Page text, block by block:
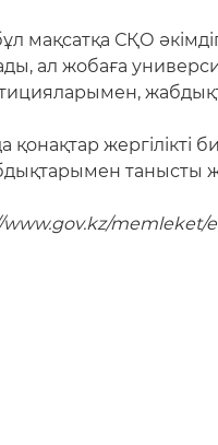
мақсатқа СҚО
ал жобаға
жергілікті
танысты
memleket/